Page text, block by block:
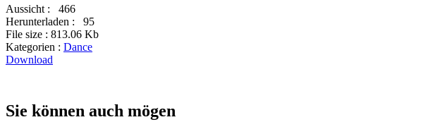
Aussicht :
466
Herunterladen :
95
File size : 813.06 Kb
Kategorien : Dance
Download
Sie können auch mögen